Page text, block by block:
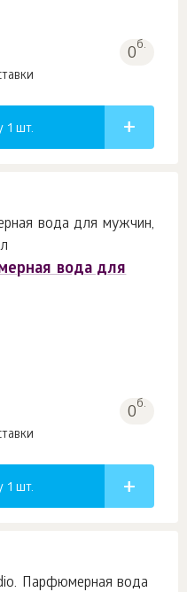
0б.
1 шт.
вода для
0б.
1 шт.